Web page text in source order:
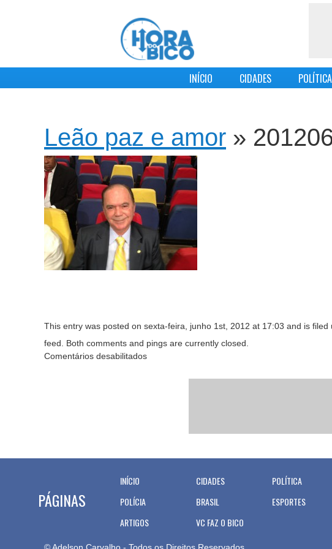
INÍCIO CIDADES POLÍTICA
Leão paz e amor »
This entry was posted on sexta-feira, junho 1st, 2012 at 17:03 and is
feed. Both comments and pings are currently closed.
Comentários desabilitados
PÁGINAS
INÍCIO CIDADES
POLÍTICA
POLÍCIA
BRASIL
ESPORTES
ARTIGOS
VC FAZ O BICO